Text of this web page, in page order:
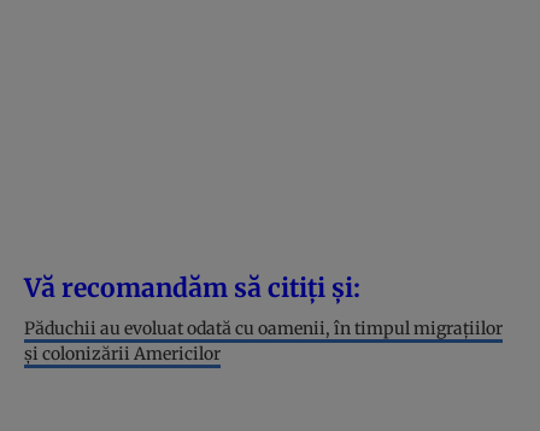
Vă recomandăm să citiți și:
Păduchii au evoluat odată cu oamenii, în timpul migrațiilor
și colonizării Americilor